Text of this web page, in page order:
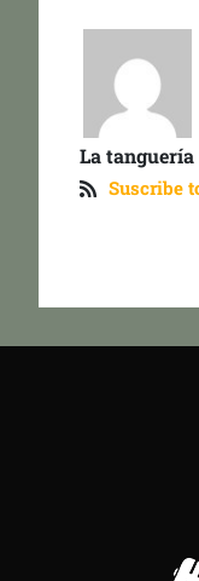
La tanguería
Suscribe